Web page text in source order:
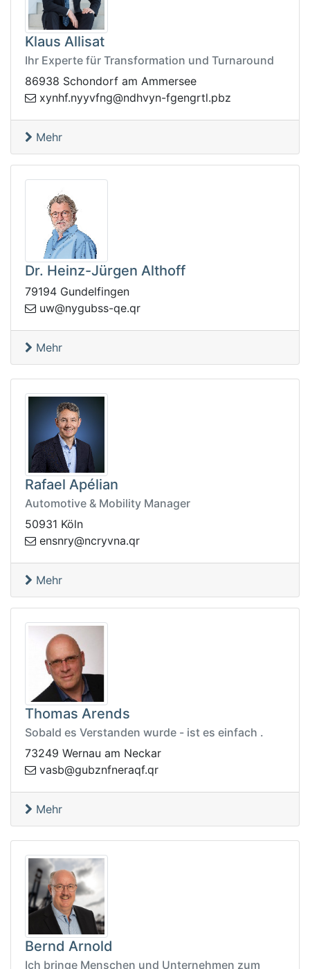
Klaus Allisat
Ihr Experte für Transformation und Turnaround
86938 Schondorf am Ammersee
zbp.ltrgnegf-nyvhdn@gnfvyyn.
fhnyx
Mehr
Dr. Heinz-Jürgen Althoff
79194 Gundelfingen
rq.eq-ssbugy
n@wu
Mehr
Rafael Apélian
Automotive & Mobility Manager
50931 Köln
rq.anvyrcn@yrns
ne
Mehr
Thomas Arends
Sobald es Verstanden wurde - ist es einfach .
73249 Wernau am Neckar
rq.fqarenfnzbug
@bsav
Mehr
Bernd Arnold
Ich bringe Menschen und Unternehmen zum